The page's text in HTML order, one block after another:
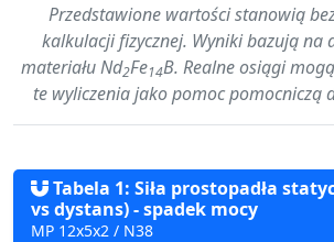
Przedstawione wartości stanowią
kalkulacji fizycznej. Wyniki bazują na
materiału Nd2Fe14B. Realne osiągi
te wyliczenia jako pomoc pomocniczą
Tabela 1: Siła prostopadła
vs dystans) - spadek mocy
MP 12x5x2 / N38